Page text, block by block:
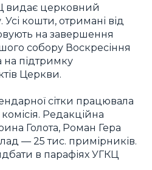
видає церковний
кошти, отримані від
на завершення
собору Воскресіння
на підтримку
Церкви.
сітки працювала
Редакційна
Голота, Роман Гера
— 25 тис. примірників.
в парафіях УГКЦ